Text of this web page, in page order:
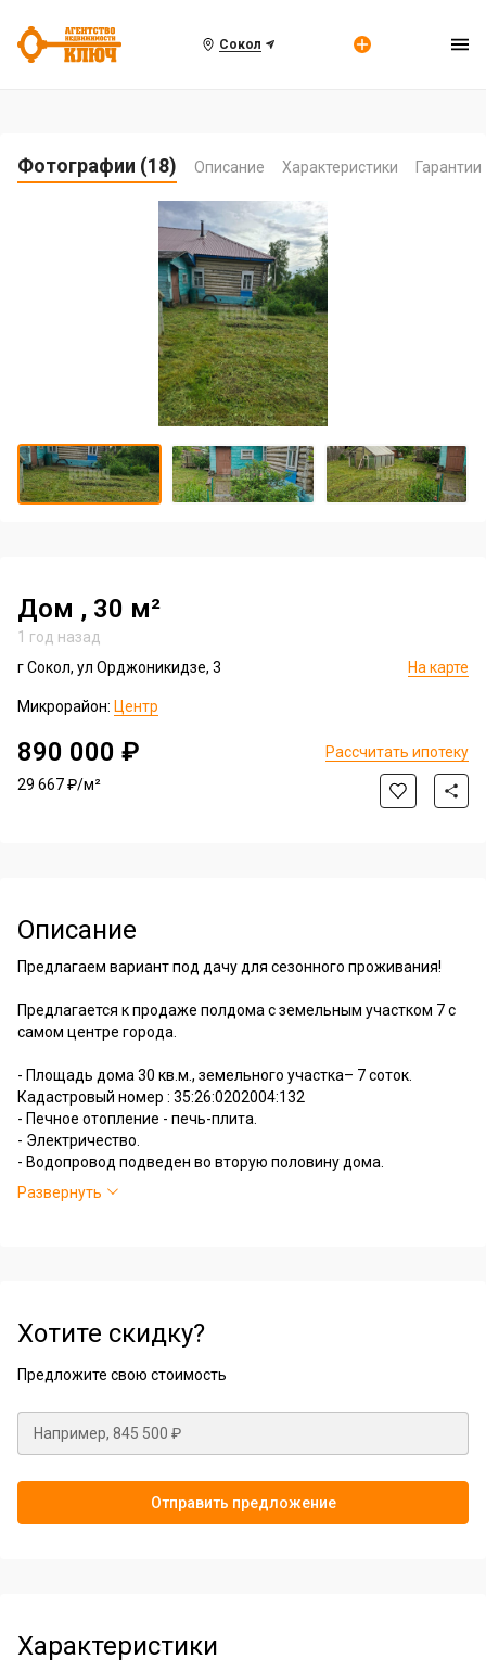
Сокол
Фотографии (18) Описание Характеристики Гарантии
1
of
18
Дом , 30 м²
1 год назад
г Сокол, ул Орджоникидзе, 3
На карте
Микрорайон: Центр
890 000 ₽
29 667 ₽/м²
Рассчитать ипотеку
Описание
Предлагаем вариант под дачу для сезонного проживания!
Предлагается к продаже полдома с земельным участком 7 с
самом центре города.
- Площадь дома 30 кв.м., земельного участка– 7 соток.
Кадастровый номер : 35:26:0202004:132
- Печное отопление - печь-плита.
- Электричество.
- Водопровод подведен во вторую половину дома.
- Ухоженный участок.
- Есть хозпостройки.
одобрении ипотеки!
Мы гарантируем полное юридическое сопровождение, что
Развернуть
Хотите скидку?
Предложите свою стоимость
Отправить предложение
Характеристики